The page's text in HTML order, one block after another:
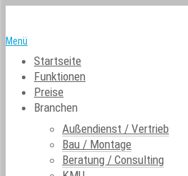
Menü
Startseite
Funktionen
Preise
Branchen
Außendienst / Vertrieb
Bau / Montage
Beratung / Consulting